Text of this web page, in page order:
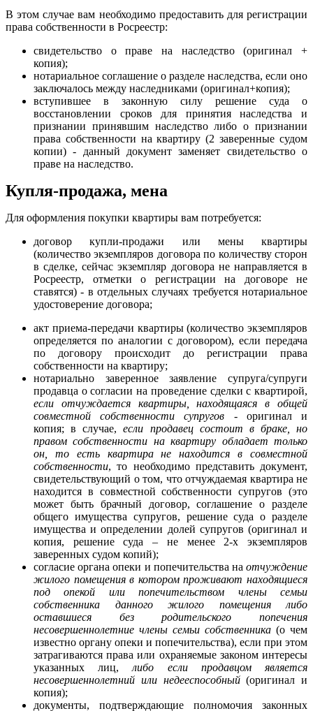
В этом случае вам необходимо предоставить для регистрации
права собственности в Росреестр:
свидетельство о праве на наследство (оригинал +
копия);
нотариальное соглашение о разделе наследства, если оно
заключалось между наследниками (оригинал+копия);
вступившее в законную силу решение суда о
восстановлении сроков для принятия наследства и
признании принявшим наследство либо о признании
права собственности на квартиру (2 заверенные судом
копии) - данный документ заменяет свидетельство о
праве на наследство.
Купля-продажа, мена
Для оформления покупки квартиры вам потребуется:
договор купли-продажи или мены квартиры
(количество экземпляров договора по количеству сторон
в сделке, сейчас экземпляр договора не направляется в
Росреестр, отметки о регистрации на договоре не
ставятся) - в отдельных случаях требуется нотариальное
удостоверение договора;
акт приема-передачи квартиры (количество экземпляров
определяется по аналогии с договором), если передача
по договору происходит до регистрации права
собственности на квартиру;
нотариально заверенное заявление супруга/супруги
продавца о согласии на проведение сделки с квартирой,
если отчуждается квартиры, находящаяся в общей
совместной собственности супругов - оригинал и
копия; в случае,если продавец состоит в браке, но
правом собственности на квартиру обладает только
он, то есть квартира не находится в совместной
собственности, то необходимо представить документ,
свидетельствующий о том, что отчуждаемая квартира не
находится в совместной собственности супругов (это
может быть брачный договор, соглашение о разделе
общего имущества супругов, решение суда о разделе
имущества и определении долей супругов (оригинал и
копия, решение суда – не менее 2-х экземпляров
заверенных судом копий);
согласие органа опеки и попечительства на отчуждение
жилого помещения в котором проживают находящиеся
под опекой или попечительством члены семьи
собственника данного жилого помещения либо
оставшиеся без родительского попечения
несовершеннолетние члены семьи собственника (о чем
известно органу опеки и попечительства), если при этом
затрагиваются права или охраняемые законом интересы
указанных лиц,либо если продавцом является
несовершеннолетний или недееспособный(оригинал и
копия);
документы, подтверждающие полномочия законных